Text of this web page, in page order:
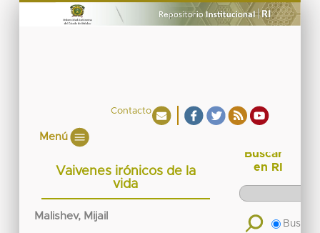
Contacto
Menú
Vaivenes irónicos de la
vida
Malishev, Mijail
Buscar
en RI
Buscar